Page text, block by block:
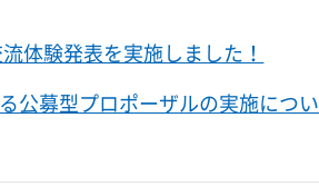
体験発表を実施しました！
公募型プロポーザルの実施につ